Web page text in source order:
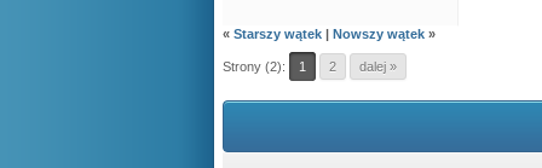
« Starszy wątek | Nowszy wątek »
Strony (2): 1 2 dalej »